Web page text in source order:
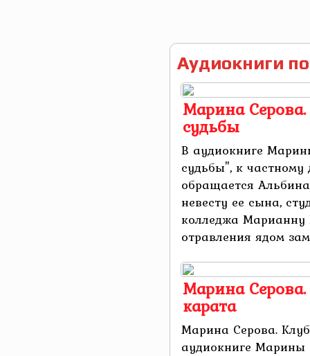
Аудиокниги
Марина
судьбы
В аудиокниге
судьбы", к частному
обращается
невесту ее сына,
колледжа Марианну
отравления ядом
Марина
карата
Марина Серова.
аудиокниге Марины